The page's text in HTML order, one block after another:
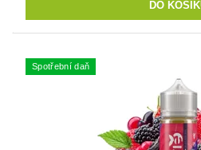
Spotřební daň